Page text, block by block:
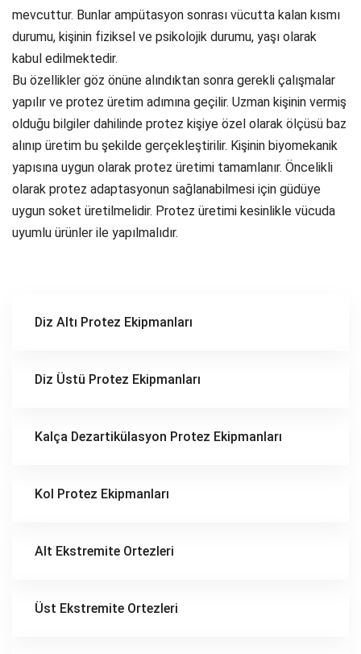
mevcuttur. Bunlar ampütasyon sonrası vücutta kalan kısmı
durumu, kişinin fiziksel ve psikolojik durumu, yaşı olarak
kabul edilmektedir.
Bu özellikler göz önüne alındıktan sonra gerekli çalışmalar
yapılır ve protez üretim adımına geçilir. Uzman kişinin vermiş
olduğu bilgiler dahilinde protez kişiye özel olarak ölçüsü baz
alınıp üretim bu şekilde gerçekleştirilir. Kişinin biyomekanik
yapısına uygun olarak protez üretimi tamamlanır. Öncelikli
olarak protez adaptasyonun sağlanabilmesi için güdüye
uygun soket üretilmelidir. Protez üretimi kesinlikle vücuda
uyumlu ürünler ile yapılmalıdır.
Diz Altı Protez Ekipmanları
Diz Üstü Protez Ekipmanları
Kalça Dezartikülasyon Protez Ekipmanları
Kol Protez Ekipmanları
Alt Ekstremite Ortezleri
Üst Ekstremite Ortezleri